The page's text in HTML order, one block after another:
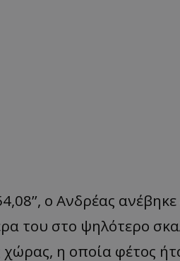
ο Ανδρέας
του στο ψηλότερο
χώρας, η οποία φέτος